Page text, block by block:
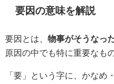
要因の意味を解説
要因とは、 物事がそうなっ
原因の中でも特に重要なも
「要」という字に、かなめ